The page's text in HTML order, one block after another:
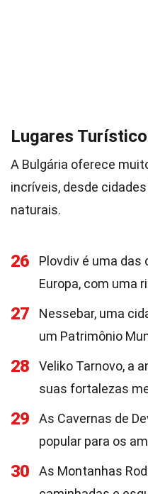
Lugares
A Bulgária oferece
incríveis, desde
naturais.
26
Plovdiv é uma
Europa, com uma
27
Nessebar, uma
um Patrimônio
28
Veliko Tarnovo, a
suas fortalezas
29
As Cavernas de
popular para os
30
As Montanhas